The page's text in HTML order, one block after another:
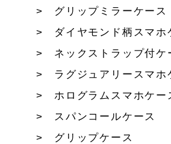
グリップミラーケース
ダイヤモンド柄スマホ
ネックストラップ付ケ
ラグジュアリースマホ
ホログラムスマホケー
スパンコールケース
グリップケース